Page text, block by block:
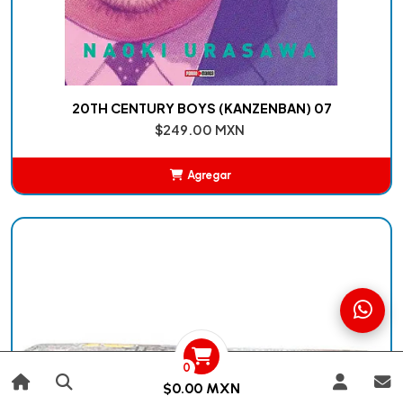
0
$0.00 MXN
20TH CENTURY BOYS (KANZENBAN) 07
$249.00 MXN
Agregar